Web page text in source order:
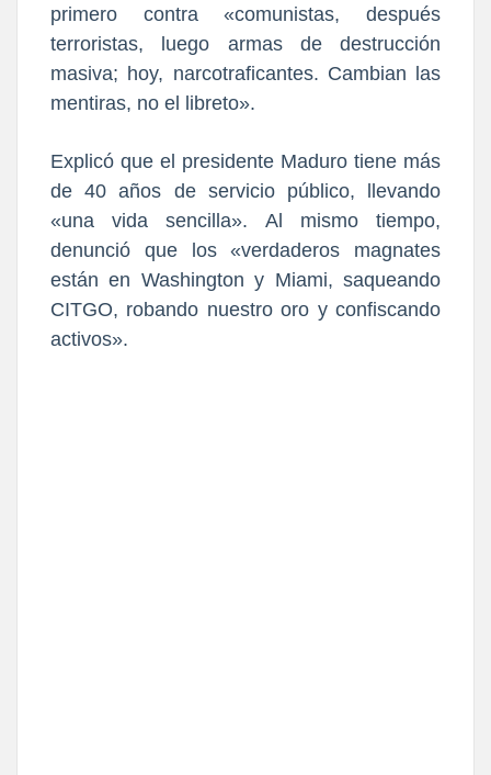
primero contra «comunistas, después
terroristas, luego armas de destrucción
masiva; hoy, narcotraficantes. Cambian las
mentiras, no el libreto».
Explicó que el presidente Maduro tiene más
de 40 años de servicio público, llevando
«una vida sencilla». Al mismo tiempo,
denunció que los «verdaderos magnates
están en Washington y Miami, saqueando
CITGO, robando nuestro oro y confiscando
activos».